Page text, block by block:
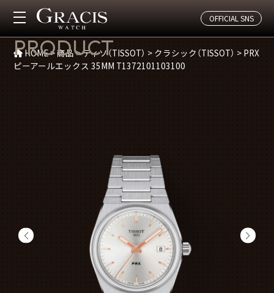
OFFICIAL SNS
商品紹介
PRODUCT
HOME>商品>ティソ（TISSOT） > クラシック（TISSOT） > PRX
ピーアールエックス 35MM T1372101103100